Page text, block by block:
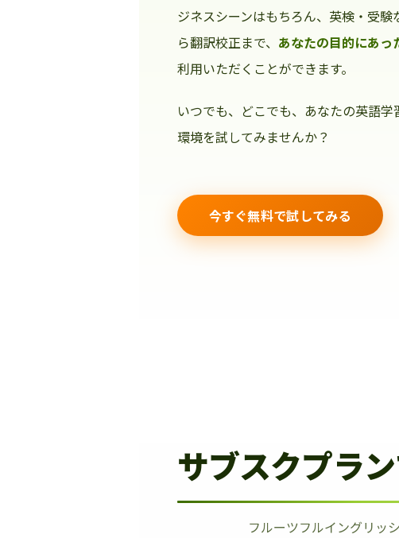
ジネスシーンはもちろん、英検・受験
ら翻訳校正まで、 あなたの目的にあっ
利用いただくことができます。
いつでも、どこでも、あなたの英語学
環境を試してみませんか？
今すぐ無料で試してみる
サブスクプラン
フルーツフルイングリッ